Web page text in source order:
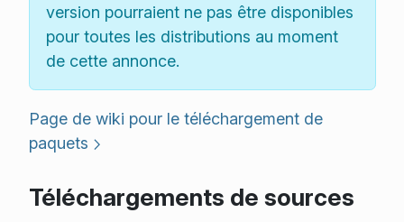
version pourraient ne pas être disponibles
pour toutes les distributions au moment
de cette annonce.
Page de wiki pour le téléchargement de
paquets
Téléchargements de sources